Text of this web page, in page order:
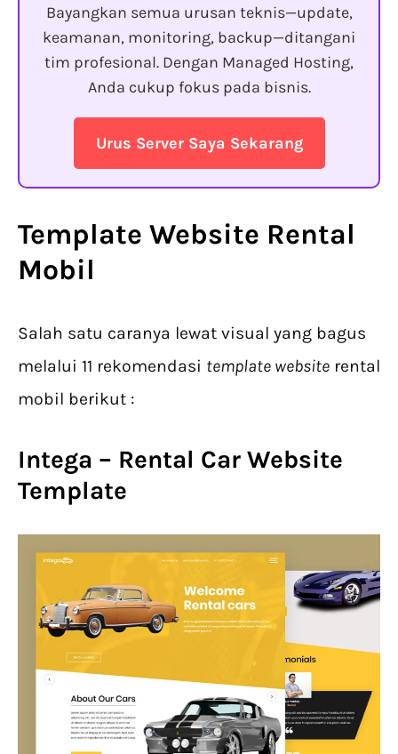
Bayangkan semua urusan teknis—update,
keamanan, monitoring, backup—ditangani
tim profesional. Dengan Managed Hosting,
Anda cukup fokus pada bisnis.
Urus Server Saya Sekarang
Template Website Rental
Mobil
Salah satu caranya lewat visual yang bagus
melalui 11 rekomendasi template website rental
mobil berikut :
Intega – Rental Car Website
Template